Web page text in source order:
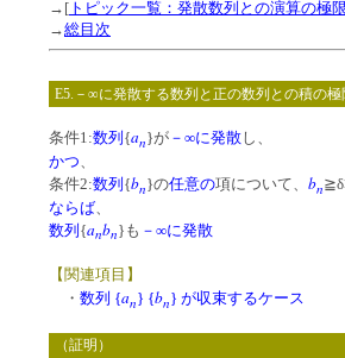
→[ トピック一覧：発散数列との演算の極限
→総目次
E5.－∞に発散する数列と正の数列との積の極
条件1:数列 {an}が －∞に発散し、
かつ
条件2:数列 {bn}の任意の項について、 bn
ならば
数列{anbn}も －∞に発散
【関連項目】
・ 数列 {an} {bn} が収束するケース
（証明）